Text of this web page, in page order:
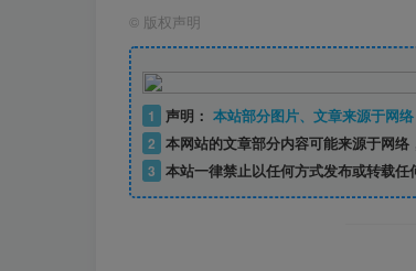
© 版权声明
1 声明： 本站部分图片、文章来源于网
2 本网站的文章部分内容可能来源于网
3 本站一律禁止以任何方式发布或转载